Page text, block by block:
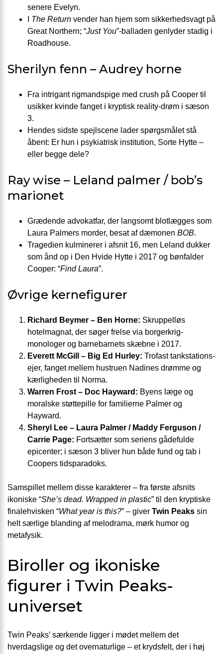
senere Evelyn.
The Return vender han hjem som sikkerheds­vagt på
Great Northern; “Just You”-balladen genlyde­r stadig i
Roadhouse.
Sherilyn fenn – Audrey horne
Fra intrigant rigmands­pige med crush på Cooper til
usikker kvinde fanget i kryptisk reality-drøm i sæson
3.
Hendes sidste spejl­scene lader spørgsmålet stå
åbent: Er hun i psykiatrisk institution, Sorte Hytte –
eller begge dele?
Ray wise – Leland palmer / bob’s
marionet
Grædende advokat­far, der langsomt blotlægges som
Laura Palmers morder, besat af dæmonen BOB.
Tragedien kulminerer i afsnit 16, men Leland dukker
som ånd op i Den Hvide Hytte i 2017 og bønfalder
Cooper: “Find Laura”.
Øvrige kernefigurer
Richard Beymer – Ben Horne: Skruppel­løs
hotelmagnat, der søger frelse via borger­krig-
monologer og barnebarnets skæbne i 2017.
Everett McGill – Big Ed Hurley: Trofast tankstations­
ejer, fanget mellem hustruen Nadines drømme og
kærligheden til Norma.
Warren Frost – Doc Hayward: Byens læge og
moralske støtte­pille for familierne Palmer og
Hayward.
Sheryl Lee – Laura Palmer / Maddy Ferguson /
Carrie Page: Fortsætter som seriens gådefulde
epicenter; i sæson 3 bliver hun både fund og tab i
Coopers tidsparadoks.
Samspillet mellem disse karakterer – fra første afsnits
ikoniske “She’s dead. Wrapped in plastic” til den kryptiske
finale­hvisken “What year is this?” – giver Twin Peaks sin
helt særlige blanding af melodrama, mørk humor og
metafysik.
Biroller og ikoniske
figurer i Twin Peaks-
universet
Twin Peaks’ særkende ligger i mødet mellem det
hverdagslige og det overnaturlige – et krydsfelt, der i høj